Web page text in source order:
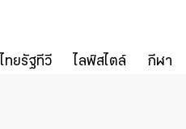
ไทยรัฐทีวี ไลฟ์สไตล์ กีฬา